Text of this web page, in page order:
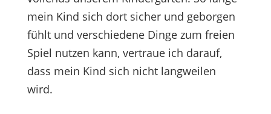
mein Kind sich dort sicher und geborgen
fühlt und verschiedene Dinge zum freien
Spiel nutzen kann, vertraue ich darauf,
dass mein Kind sich nicht langweilen
wird.